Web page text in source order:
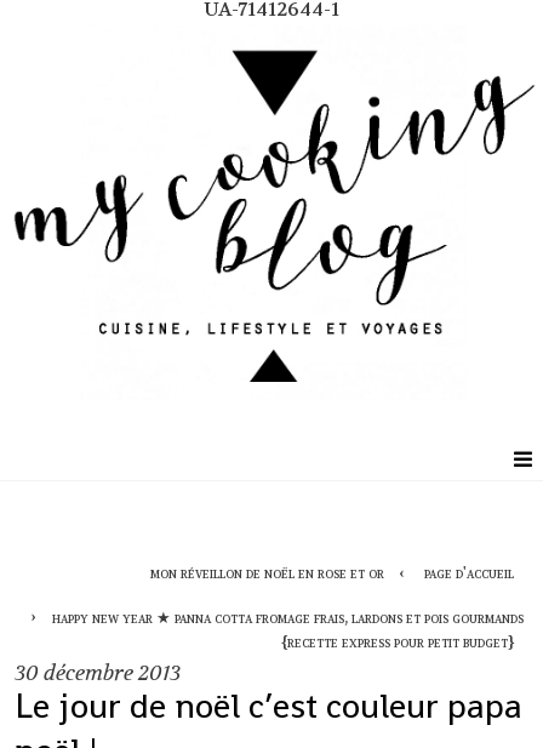
UA-71412644-1
mon réveillon de noël en rose et or page d'accueil
happy new year ★ panna cotta fromage frais, lardons et pois gourmands
{recette express pour petit budget}
30décembre 2013
Le jour de noël c’est couleur papa